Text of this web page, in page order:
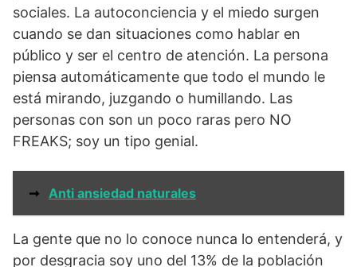
sociales. La autoconciencia y el miedo surgen
cuando se dan situaciones como hablar en
público y ser el centro de atención. La persona
piensa automáticamente que todo el mundo le
está mirando, juzgando o humillando. Las
personas con son un poco raras pero NO
FREAKS; soy un tipo genial.
➞ Anti ansiedad naturales
La gente que no lo conoce nunca lo entenderá, y
por desgracia soy uno del 13% de la población